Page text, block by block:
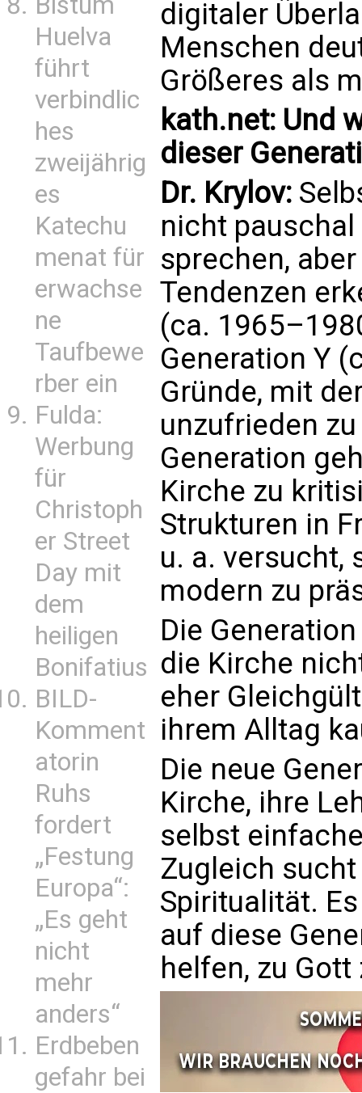
Huelva
führt
verbindlic
hes
zweijährig
es
Katechu
menat für
erwachse
ne
Taufbewe
rber ein
Fulda:
Werbung
für
Christoph
er Street
Day mit
dem
heiligen
Bonifatius
BILD-
Komment
atorin
Ruhs
fordert
„Festung
Europa“:
„Es geht
nicht
mehr
anders“
Erdbeben
gefahr bei
digitaler
Menschen
Größeres als
kath.net: Und
dieser
Dr. Krylov:
nicht
sprechen,
Tendenzen
(ca.
Generation Y
Gründe, mit
unzufrieden
Generation
Kirche zu
Strukturen in
u. a. versucht,
modern zu
Die
die Kirche
eher
ihrem Alltag
Die neue
Kirche, ihre
selbst
Zugleich
Spiritualität.
auf diese
helfen, zu